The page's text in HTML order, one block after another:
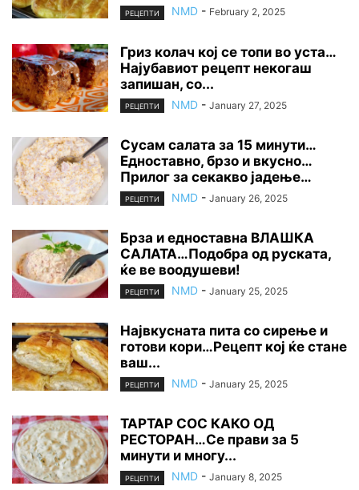
РЕЦЕПТИ NMD - February 2, 2025
Гриз колач кој се топи во уста…
Најубавиот рецепт некогаш
запишан, со...
РЕЦЕПТИ NMD - January 27, 2025
Сусам салата за 15 минути…
Едноставно, брзо и вкусно…
Прилог за секакво јадење…
РЕЦЕПТИ NMD - January 26, 2025
Брза и едноставна ВЛАШКА
САЛАТА…Подобра од руската,
ќе ве воодушеви!
РЕЦЕПТИ NMD - January 25, 2025
Највкусната пита со сирење и
готови кори…Рецепт кој ќе стане
ваш...
РЕЦЕПТИ NMD - January 25, 2025
ТАРТАР СОС КАКО ОД
РЕСТОРАН…Се прави за 5
минути и многу...
РЕЦЕПТИ NMD - January 8, 2025